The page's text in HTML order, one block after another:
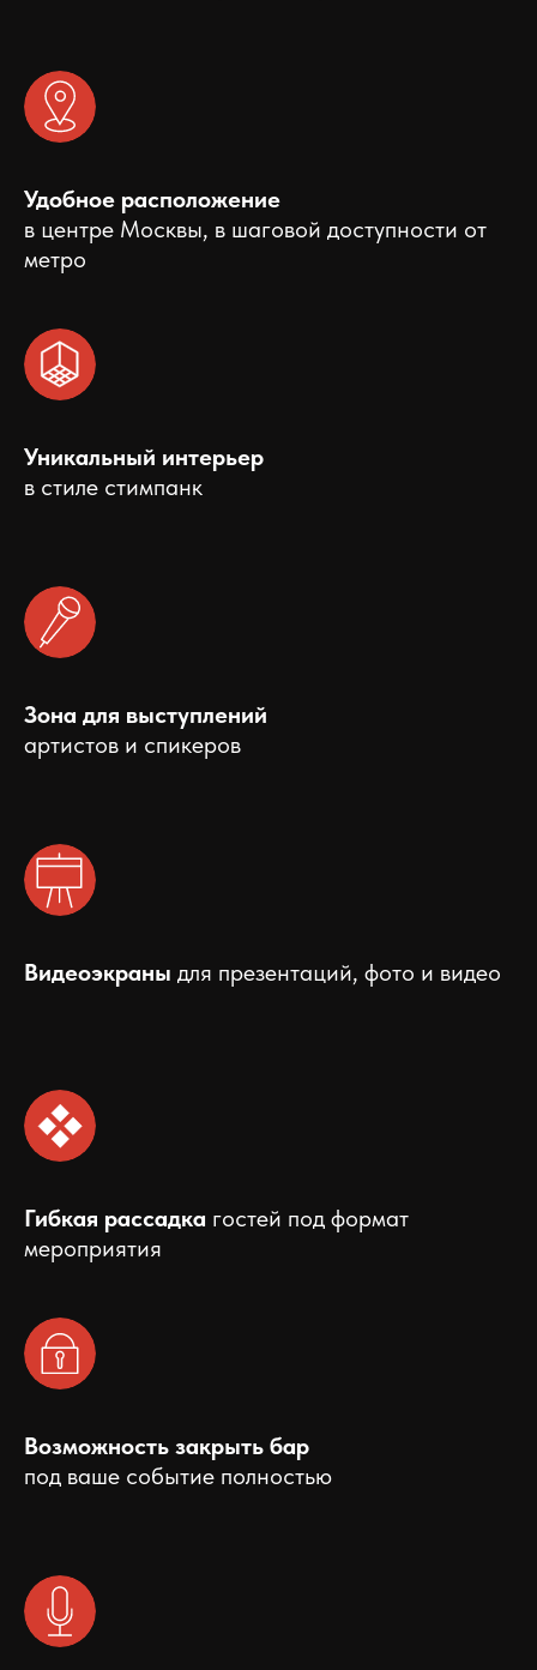
Удобное расположение
в центре Москвы, в шаговой доступности от
метро
Уникальный интерьер
в стиле стимпанк
Зона для выступлений
артистов и спикеров
Видеоэкраны для презентаций, фото и видео
Гибкая рассадка гостей под формат
мероприятия
Возможность закрыть бар
под ваше событие полностью